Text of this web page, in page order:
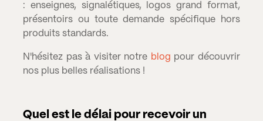
: enseignes, signalétiques, logos grand format,
présentoirs ou toute demande spécifique hors
produits standards.
N'hésitez pas à visiter notre blog pour découvrir
nos plus belles réalisations !
Quel est le délai pour recevoir un